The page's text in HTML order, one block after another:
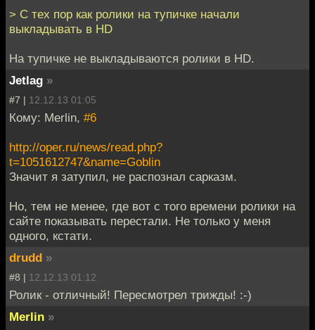
> С тех пор как ролики на тупичке начали
выкладывать в HD
На тупичке не выкладываются ролики в HD.
Jetlag »
#7 | 12.12.13 01:05
Кому: Merlin, #6
http://oper.ru/news/read.php?
t=1051612747&name=Goblin
Значит я затупил, не распознал сарказм.
Но, тем не менее, где вот с того времени ролики на
сайте показывать перестали. Не только у меня
одного, кстати.
drudd »
#8 | 12.12.13 01:12
Ролик - отличный! Пересмотрел трижды! :-)
Merlin »